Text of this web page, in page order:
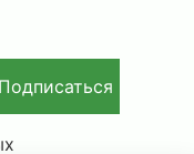
Подписаться